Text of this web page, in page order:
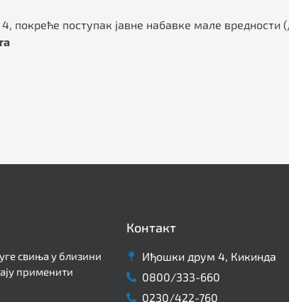
покреће поступак јавне набавке мале вредности
свиња у близини
применити
Контакт
Иђошки друм 4, Кикинда
0800/333-660
0230/422-760